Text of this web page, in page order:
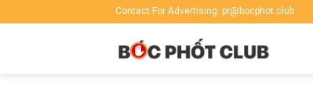
to
Contact For Advertising: pr@bocphot.club